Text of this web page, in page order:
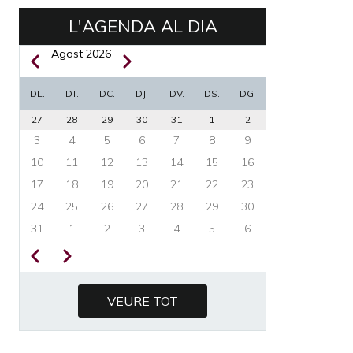
L'AGENDA AL DIA
PAGINACIÓ
PreviousAgost 2026 Next
DL. DT. DC. DJ. DV. DS. DG.
27 28 29 30 31 1 2
3 4 5 6 7 8
9
10
11 12 13 14 15
16
17
18 19 20 21 22
23
24
25 26 27 28 29
30
31
1 2 3 4 5 6
Previous
Next
VEURE TOT